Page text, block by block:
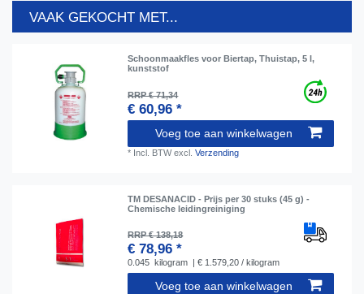
VAAK GEKOCHT MET...
Schoonmaakfles voor Biertap, Thuistap, 5 l,
kunststof
RRP € 71,34
€ 60,96 *
Voeg toe aan winkelwagen
* Incl. BTWexcl.Verzending
TM DESANACID - Prijs per 30 stuks (45 g) -
Chemische leidingreiniging
RRP € 138,18
€ 78,96 *
0.045 kilogram | € 1.579,20 / kilogram
Voeg toe aan winkelwagen